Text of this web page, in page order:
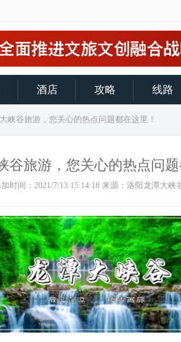
酒店 攻略 线路
峡谷旅游，您关心的热点问题都在这里！
谷旅游，您关心的热点问题
时间：2021/7/13 15:14:18 来源：洛阳龙潭大峡